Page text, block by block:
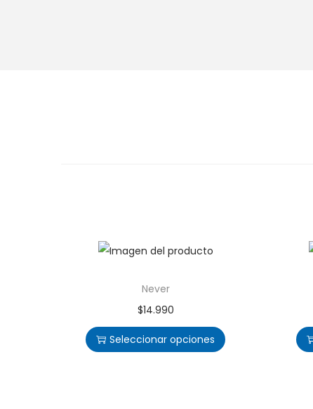
Never
$14.990
Seleccionar opciones